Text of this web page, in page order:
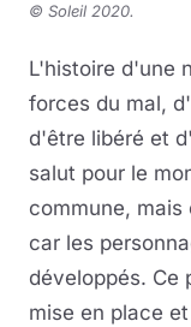
© Soleil 2020.
L'histoire d'une
forces du mal,
d'être libéré et
salut pour le
commune,
car les
développés. Ce
mise en place